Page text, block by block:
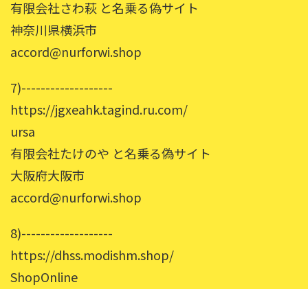
有限会社さわ萩 と名乗る偽サイト
神奈川県横浜市
accord@nurforwi.shop
7)-------------------
https://jgxeahk.tagind.ru.com/
ursa
有限会社たけのや と名乗る偽サイト
大阪府大阪市
accord@nurforwi.shop
8)-------------------
https://dhss.modishm.shop/
ShopOnline